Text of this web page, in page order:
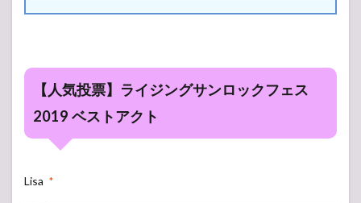
【人気投票】ライジングサンロックフェス
2019 ベストアクト
Lisa *